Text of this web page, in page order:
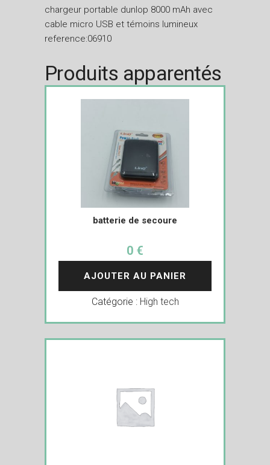
chargeur portable dunlop 8000 mAh avec
cable micro USB et témoins lumineux
reference:06910
Produits apparentés
batterie de secoure
0 €
AJOUTER AU PANIER
Catégorie : High tech